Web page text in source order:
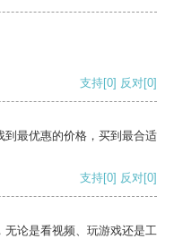
支持[0] 反对[0]
到最优惠的价格，买到最合适
支持[0] 反对[0]
无论是看视频、玩游戏还是工